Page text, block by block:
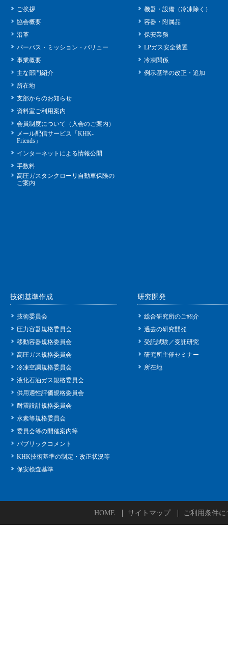
ご挨拶
協会概要
沿革
パーパス・ミッション・バリュー
事業概要
主な部門紹介
所在地
支部からのお知らせ
資料室ご利用案内
会員制度について（入会のご案内）
メール配信サービス「KHK-
Friends」
インターネットによる情報公開
手数料
高圧ガスタンクローリ自動車保険の
ご案内
機器・設備（冷凍除く）
容器・附属品
保安業務
LPガス安全装置
冷凍関係
例示基準の改正・追加
技術基準作成
技術委員会
圧力容器規格委員会
移動容器規格委員会
高圧ガス規格委員会
冷凍空調規格委員会
液化石油ガス規格委員会
供用適性評価規格委員会
耐震設計規格委員会
水素等規格委員会
委員会等の開催案内等
パブリックコメント
KHK技術基準の制定・改正状況等
保安検査基準
研究開発
総合研究所のご紹介
過去の研究開発
受託試験／受託研究
研究所主催セミナー
所在地
HOME サイトマップ ご利用条件に